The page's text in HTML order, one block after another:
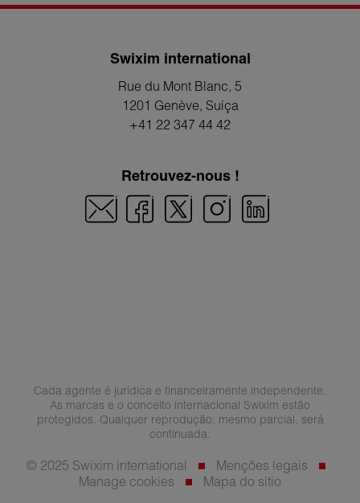
Swixim international
Rue du Mont Blanc, 5
1201 Genève, Suíça
+41 22 347 44 42
Retrouvez-nous !
Cada agente é jurídica e financeiramente independente.
As marcas e o conceito internacional Swixim estão
protegidos. Qualquer reprodução, mesmo parcial, será
continuada.
© 2025 Swixim international
Menções legais
Manage cookies
Mapa do sítio